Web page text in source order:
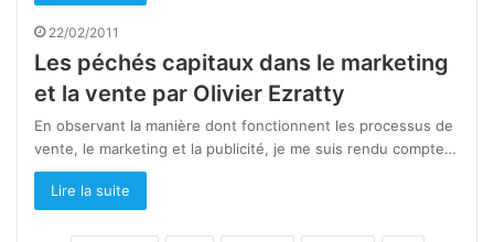
22/02/2011
Les péchés capitaux dans le marketing
et la vente par Olivier Ezratty
En obser­vant la manière dont fonc­tionnent les pro­ces­sus de
vente, le mar­ke­ting et la publi­cité, je me suis rendu compte…
Lire la suite